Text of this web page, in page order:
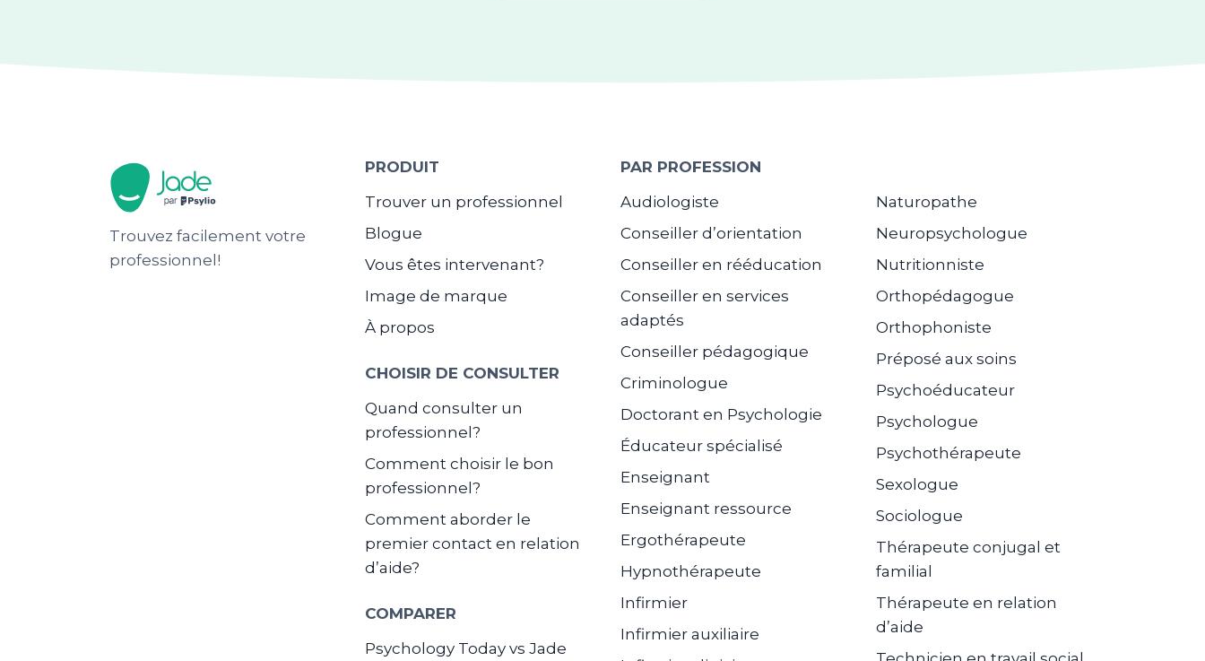
Trouvez facilement votre
professionnel!
PRODUIT
Trouver un professionnel
Blogue
Vous êtes intervenant?
Image de marque
À propos
CHOISIR DE CONSULTER
Quand consulter un
professionnel?
Comment choisir le bon
professionnel?
Comment aborder le
premier contact en relation
d’aide?
COMPARER
Psychology Today vs Jade
PAR PROFESSION
Audiologiste
Conseiller d’orientation
Conseiller en rééducation
Conseiller en services
adaptés
Conseiller pédagogique
Criminologue
Doctorant en Psychologie
Éducateur spécialisé
Enseignant
Enseignant ressource
Ergothérapeute
Hypnothérapeute
Infirmier
Infirmier auxiliaire
Naturopathe
Neuropsychologue
Nutritionniste
Orthopédagogue
Orthophoniste
Préposé aux soins
Psychoéducateur
Psychologue
Psychothérapeute
Sexologue
Sociologue
Thérapeute conjugal et
familial
Thérapeute en relation
d’aide